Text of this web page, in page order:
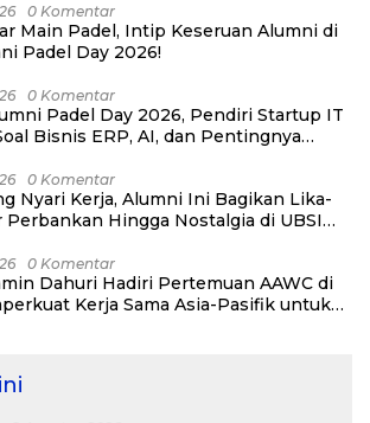
0 Komentar
Main Padel, Intip Keseruan Alumni di
Padel Day 2026!
0 Komentar
Padel Day 2026, Pendiri Startup IT
Bisnis ERP, AI, dan Pentingnya
0 Komentar
Nyari Kerja, Alumni Ini Bagikan Lika-
Perbankan Hingga Nostalgia di UBSI
0 Komentar
Pertemuan AAWC di
Kerja Sama Asia-Pasifik untuk